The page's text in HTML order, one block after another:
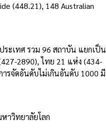
(448.21), 148 Australian
ะเทศ รวม 96 สถาบัน แยกเป็น
2890), ไทย 21 แห่ง (434-
รจัดอันดับไม่เกินอันดับ 1000 มี
าวิทยาลัยโลก